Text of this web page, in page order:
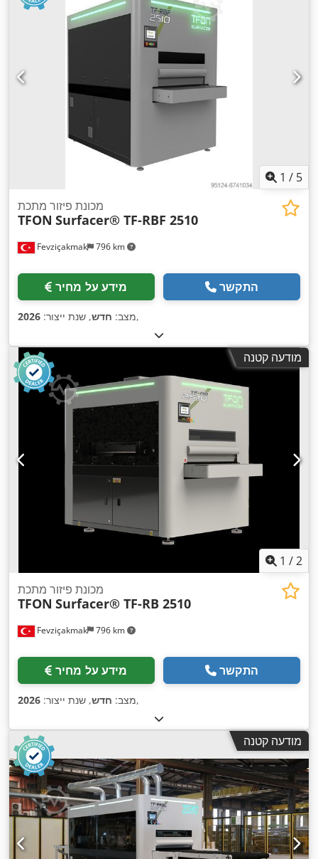
1 / 5
Fevziçakmak 796 km
מכונת פיזור מתכת
TFON Surfacer® TF-RBF 2510
מידע על מחיר התקשר
מצב: חדש, שנת ייצור: 2026 ,
מודעה קטנה
1 /2
Fevziçakmak 796 km
מכונת פיזור מתכת
TFON Surfacer® TF-RB 2510
מידע על מחיר התקשר
מצב: חדש, שנת ייצור: 2026 ,
מודעה קטנה